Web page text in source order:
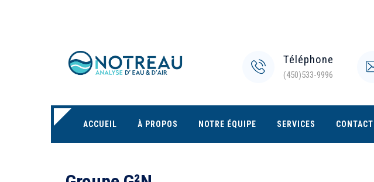
Téléphone
(450)533-9996
ACCUEIL À PROPOS NOTRE ÉQUIPE SERVICES